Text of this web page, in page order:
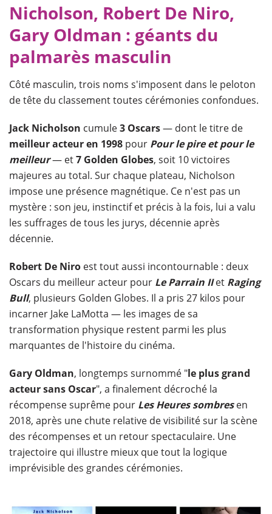
Nicholson, Robert De Niro,
Gary Oldman : géants du
palmarès masculin
Côté masculin, trois noms s'imposent dans le peloton
de tête du classement toutes cérémonies confondues.
Jack Nicholson cumule3 Oscars— dont le titre de
meilleur acteur en 1998 pour Pour le pire et pour le
meilleur— et7 Golden Globes, soit 10 victoires
majeures au total. Sur chaque plateau, Nicholson
impose une présence magnétique. Ce n'est pas un
mystère : son jeu, instinctif et précis à la fois, lui a valu
les suffrages de tous les jurys, décennie après
décennie.
Robert De Niro est tout aussi incontournable : deux
Oscars du meilleur acteur pour Le Parrain IIet Raging
Bull, plusieurs Golden Globes. Il a pris 27 kilos pour
incarner Jake LaMotta — les images de sa
transformation physique restent parmi les plus
marquantes de l'histoire du cinéma.
Gary Oldman, longtemps surnommé "le plus grand
acteur sans Oscar", a finalement décroché la
récompense suprême pour Les Heures sombresen
2018, après une chute relative de visibilité sur la scène
des récompenses et un retour spectaculaire. Une
trajectoire qui illustre mieux que tout la logique
imprévisible des grandes cérémonies.